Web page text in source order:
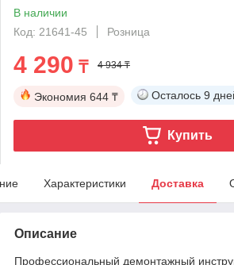
В наличии
Код: 21641-45
Розница
4 290 ₸ 4 934 ₸
Экономия 644 ₸ Осталось 9
Купить
Характеристики Доставка
Описание
Профессиональный демонтажный